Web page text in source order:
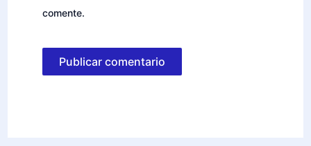
comente.